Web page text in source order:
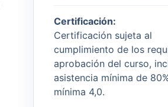
Certificación:
Certificación sujeta al
cumplimiento de los
aprobación del curso,
asistencia mínima de
mínima 4,0.